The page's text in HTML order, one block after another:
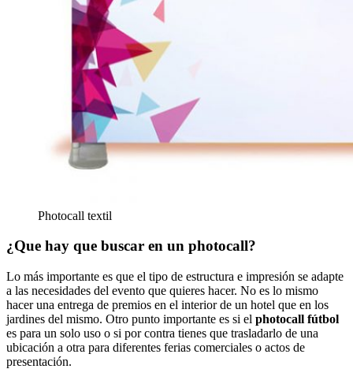
Photocall textil
¿Que hay que buscar en un photocall?
Lo más importante es que el tipo de estructura e impresión se adapte
a las necesidades del evento que quieres hacer. No es lo mismo
hacer una entrega de premios en el interior de un hotel que en los
jardines del mismo. Otro punto importante es si el photocall fútbol
es para un solo uso o si por contra tienes que trasladarlo de una
ubicación a otra para diferentes ferias comerciales o actos de
presentación.